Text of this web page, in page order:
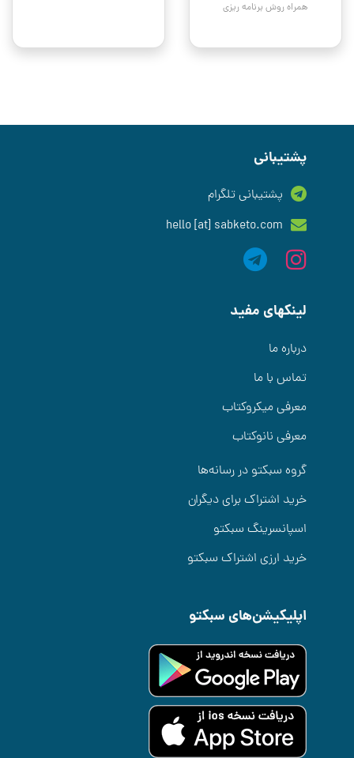
همراه روش برنامه ریزی
پشتیبانی
پشتیبانی تلگرام
hello [at] sabketo.com
لینکهای مفید
درباره ما
تماس با ما
معرفی میکروکتاب
معرفی نانوکتاب
گروه سبکتو در رسانه‌ها
خرید اشتراک برای دیگران
اسپانسرینگ سبکتو
خرید ارزی اشتراک سبکتو
اپلیکیشن‌های سبکتو